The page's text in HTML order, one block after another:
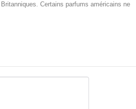
Certains parfums américains ne